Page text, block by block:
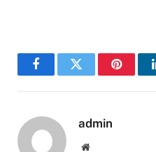
FacebookTwitter
admin
Website